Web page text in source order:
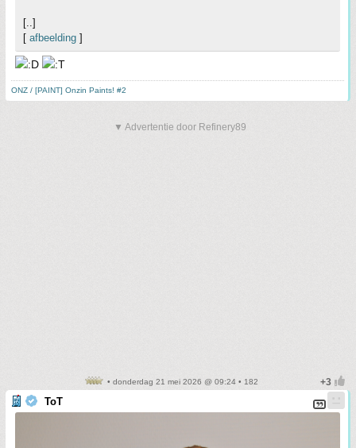
[..]
[ afbeelding ]
ONZ / [PAINT] Onzin Paints! #2
▼ Advertentie door Refinery89
• donderdag 21 mei 2026 @ 09:24 • 182
ToT